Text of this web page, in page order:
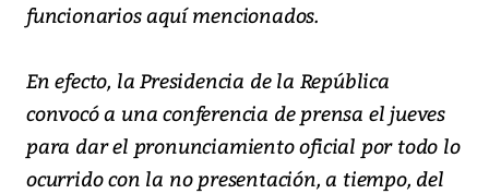
funcionarios aquí mencionados.
En efecto, la Presidencia de la República
convocó a una conferencia de prensa el jueves
para dar el pronunciamiento oficial por todo lo
ocurrido con la no presentación, a tiempo, del